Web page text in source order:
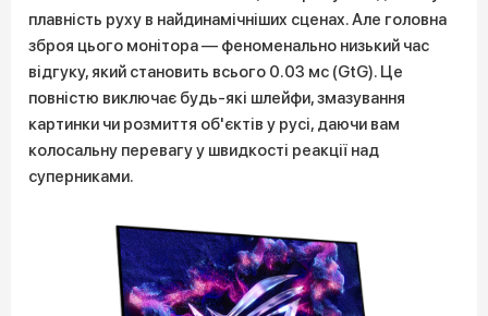
плавність руху в найдинамічніших сценах. Але головна
зброя цього монітора — феноменально низький час
відгуку, який становить всього 0.03 мс (GtG). Це
повністю виключає будь-які шлейфи, змазування
картинки чи розмиття об'єктів у русі, даючи вам
колосальну перевагу у швидкості реакції над
суперниками.